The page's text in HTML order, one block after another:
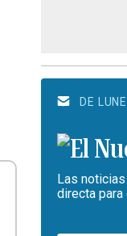
DE
Las
directa